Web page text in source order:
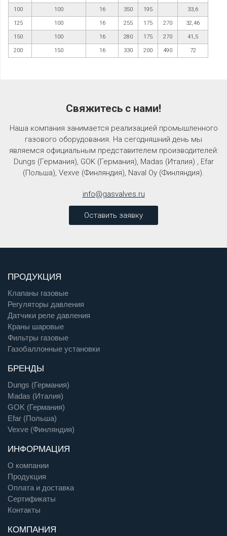
100 100 16 350 195 33,6
125 100 16 255 175 270 32,46
150 100 16 280 175 270 41,5
200 150 16 330 200 490 72
Свяжитесь с нами!
Наша компания занимается реализацией промышленного
газового оборудования. На сегодняшний день мы
являемся официальным представителем производителей:
Dungs (Германия), GOK (Германия), Madas (Италия) , Efar
(Польша), Vexve (Финляндия), Naval Oy (Финляндия).
info@gasvalves.ru
Оставить заявку
ПРОДУКЦИЯ
Клапаны газовые
Регуляторы давления
Датчики реле давления
Краны шаровые
Фильтры газовые
Газобаллонные установки
БРЕНДЫ
Dungs (Германия)
Madas (Италия)
GOK (Германия)
Efar (Польша)
Vexve (Финляндия)
ИНФОРМАЦИЯ
О компании
Продукция
Оплата и доставка
Сертификаты
Контакты
КОМПАНИЯ